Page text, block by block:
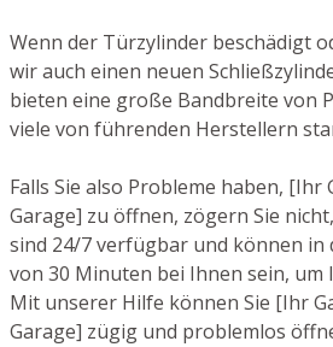
Wenn der Türzylinder beschädigt
wir auch einen neuen
bieten eine große Bandbreite von
viele von führenden Herstellern
Falls Sie also Probleme haben,
Garage] zu öffnen, zögern Sie
sind 24/7 verfügbar und können in
von 30 Minuten bei Ihnen sein, um
Mit unserer Hilfe können Sie [Ihr
Garage] zügig und problemlos